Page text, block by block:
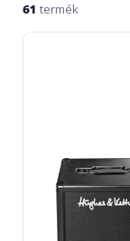
61 termék
Hughes&Kettner